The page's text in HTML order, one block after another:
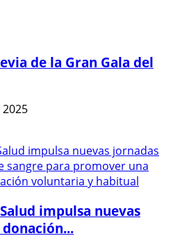
de la Gran Gala del
2025
impulsa nuevas